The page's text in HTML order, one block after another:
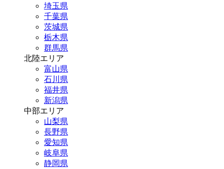
埼玉県
千葉県
茨城県
栃木県
群馬県
北陸エリア
富山県
石川県
福井県
新潟県
中部エリア
山梨県
長野県
愛知県
岐阜県
静岡県